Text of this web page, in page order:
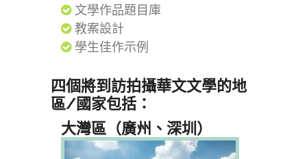
文學作品題目庫
教案設計
學生佳作示例
四個將到訪拍攝華文文學的地
區/國家包括：
大灣區（廣州、深圳）